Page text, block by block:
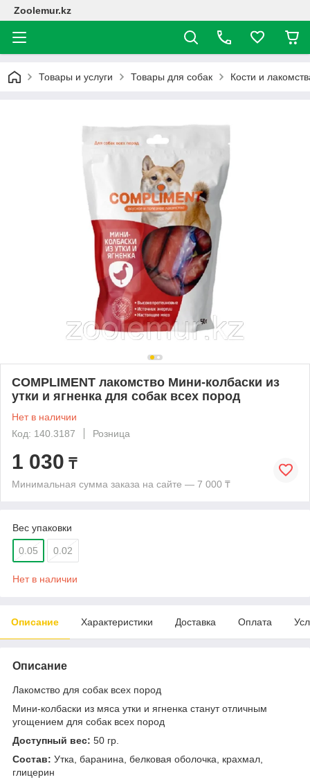
Zoolemur.kz
Товары и услуги Товары для собак Кости и
COMPLIMENT лакомство Мини-колбаски из
утки и ягненка для собак всех пород
Нет в наличии
Код: 140.3187
Розница
1 030 ₸
Минимальная сумма заказа на сайте — 7 000 ₸
Вес упаковки
0.05 0.02
Нет в наличии
Описание Характеристики Доставка Оплата
Описание
Лакомство для собак всех пород
Мини-колбаски из мяса утки и ягненка станут отличным
угощением для собак всех пород
Доступный вес: 50 гр.
Состав: Утка, баранина, белковая оболочка, крахмал,
глицерин